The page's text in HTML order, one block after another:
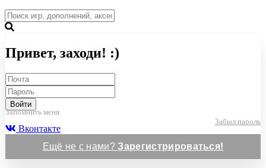
Привет, заходи! :)
Войти
Запомнить меня
Забыл пароль
Вконтакте
Ещё не с нами?Зарегистрироваться!